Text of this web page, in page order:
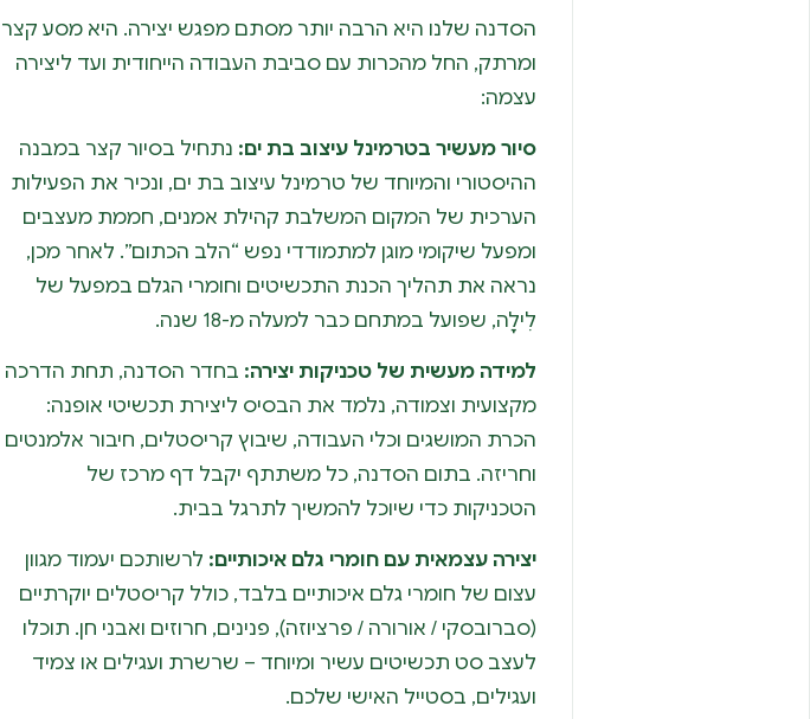
הסדנה שלנו היא הרבה יותר מסתם מפגש יצירה. היא מסע קצר
ומרתק, החל מהכרות עם סביבת העבודה הייחודית ועד ליצירה
עצמה:
סיור מעשיר בטרמינל עיצוב בת ים: נתחיל בסיור קצר במבנה
ההיסטורי והמיוחד של טרמינל עיצוב בת ים, ונכיר את הפעילות
הערכית של המקום המשלבת קהילת אמנים, חממת מעצבים
ומפעל שיקומי מוגן למתמודדי נפש “הלב הכתום”. לאחר מכן,
נראה את תהליך הכנת התכשיטים וחומרי הגלם במפעל של
לִילָה, שפועל במתחם כבר למעלה מ-18 שנה.
למידה מעשית של טכניקות יצירה: בחדר הסדנה, תחת הדרכה
מקצועית וצמודה, נלמד את הבסיס ליצירת תכשיטי אופנה:
הכרת המושגים וכלי העבודה, שיבוץ קריסטלים, חיבור אלמנטים
וחריזה. בתום הסדנה, כל משתתף יקבל דף מרכז של
הטכניקות כדי שיוכל להמשיך לתרגל בבית.
יצירה עצמאית עם חומרי גלם איכותיים: לרשותכם יעמוד מגוון
עצום של חומרי גלם איכותיים בלבד, כולל קריסטלים יוקרתיים
(סברובסקי / אורורה / פרציוזה), פנינים, חרוזים ואבני חן. תוכלו
לעצב סט תכשיטים עשיר ומיוחד – שרשרת ועגילים או צמיד
ועגילים, בסטייל האישי שלכם.